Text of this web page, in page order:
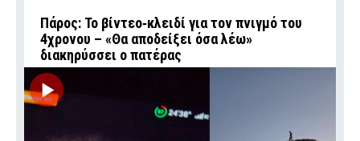
Πάρος: Το βίντεο‑κλειδί για τον πνιγμό του
4χρονου – «Θα αποδείξει όσα λέω»
διακηρύσσει ο πατέρας